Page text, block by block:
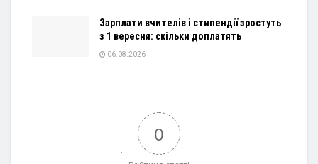
Зарплати вчителів і стипендії зростуть
з 1 вересня: скільки доплатять
06.08.2026
0